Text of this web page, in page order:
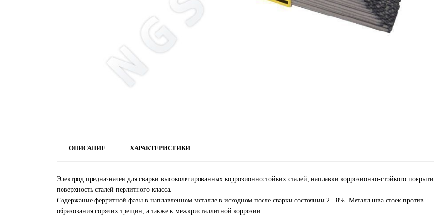
ОПИСАНИЕ ХАРАКТЕРИСТИКИ
Электрод предназначен для сварки высоколегированных коррозионностойких сталей, наплавки коррозионно-стойкого
поверхность сталей перлитного класса.
Содержание ферритной фазы в наплавленном металле в исходном после сварки состоянии 2...8%. Металл шва стоек против
образования горячих трещин, а также к межкристаллитной коррозии.